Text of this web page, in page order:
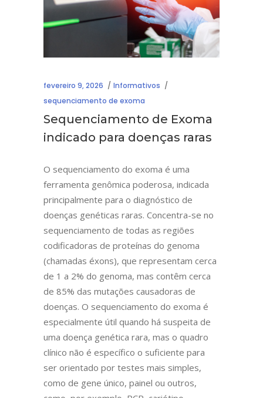
fevereiro 9, 2026
Informativos
sequenciamento de exoma
Sequenciamento de Exoma
indicado para doenças raras
O sequenciamento do exoma é uma
ferramenta genômica poderosa, indicada
principalmente para o diagnóstico de
doenças genéticas raras. Concentra-se no
sequenciamento de todas as regiões
codificadoras de proteínas do genoma
(chamadas éxons), que representam cerca
de 1 a 2% do genoma, mas contêm cerca
de 85% das mutações causadoras de
doenças. O sequenciamento do exoma é
especialmente útil quando há suspeita de
uma doença genética rara, mas o quadro
clínico não é específico o suficiente para
ser orientado por testes mais simples,
como de gene único, painel ou outros,